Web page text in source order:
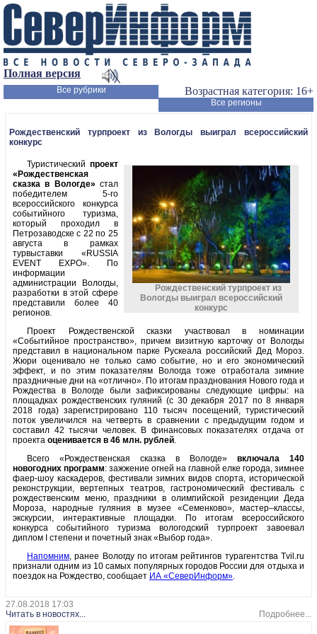
Полная версия
Возрастная категория: 16+
Все рубрики
Все регионы
Рождественский турпроект из Вологды выиграл всероссийский
конкурс
Рождественский турпроект из
Вологды выиграл всероссийский
конкурс
Туристический проект
«Рождественская
сказка в Вологде» стал
победителем 5-го
всероссийского конкурса
событийного туризма,
который проходил в
Петрозаводске с 22 по 25
августа в рамках
турвыставки «RUSSIA
EVENT EXPO». По
информации
администрации Вологды,
разработки в этой сфере
представили более 40
регионов.
Проект Рождественской сказки участвовал в номинации
«Событийное пространство», причем визитную карточку от Вологды
представил в национальном парке Рускеала российский Дед Мороз.
Жюри оценивало не только само событие, но и его экономический
эффект, и по этим показателям Вологда тоже отработала зимние
праздничные дни на «отлично». По итогам празднования Нового года и
Рождества в Вологде были зафиксированы следующие цифры: на
площадках рождественских гуляний (с 30 декабря 2017 по 8 января
2018 года) зарегистрировано 110 тысяч посещений, туристический
поток увеличился на четверть в сравнении с предыдущим годом и
составил 42 тысячи человек. В финансовых показателях отдача от
проекта оценивается в 46 млн. рублей.
Всего «Рождественская сказка в Вологде» включала 140
новогодних программ: зажжение огней на главной елке города, зимнее
фаер-шоу каскадеров, фестивали зимних видов спорта, исторической
реконструкции, вертепных театров, гастрономический фестиваль с
рождественским меню, праздники в олимпийской резиденции Деда
Мороза, народные гуляния в музее «Семенково», мастер–классы,
экскурсии, интерактивные площадки. По итогам всероссийского
конкурса событийного туризма вологодский турпроект завоевал
диплом I степени и почетный знак «Выбор года».
Напомним, ранее Вологду по итогам рейтингов турагентства Tvil.ru
признали одним из 10 самых популярных городов России для отдыха и
поездок на Рождество, сообщает ИА «СеверИнформ».
27.08.2018 17:03
Читать в новостях...
Подробнее...